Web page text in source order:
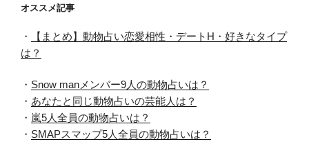
オススメ記事
・
【まとめ】動物占い恋愛相性・デートH・好きなタイプ
は？
・ Snow manメンバー9人の動物占いは？
・ あなたと同じ動物占いの芸能人は？
・ 嵐5人全員の動物占いは？
・ SMAPスマップ5人全員の動物占いは？